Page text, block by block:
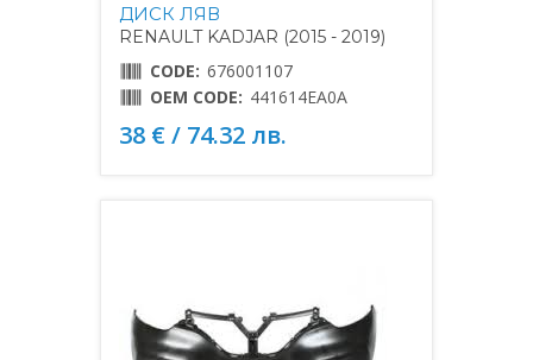
ДИСК ЛЯВ
RENAULT KADJAR (2015 - 2019)
CODE: 676001107
OEM CODE: 441614EA0A
38 € / 74.32 лв.